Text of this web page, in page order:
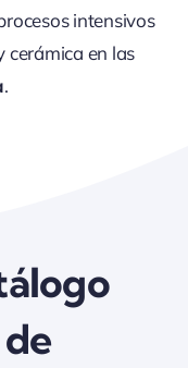
intensivos
cerámica en las
.